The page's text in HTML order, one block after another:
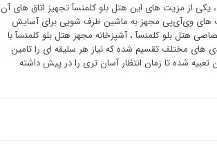
یکی از مزیت های این هتل بلو کلمنسآ تجهیز اتاق های آن
‌های وی‌آی‌پی مجهز به ماشین ظرف شویی برای آسایش
هتل بلو کلمنسآ ، آشپزخانه مجهز هتل بلو کلمنسآ با
های مختلف تقسیم شده که نیاز هر سلیقه ای را تامین
شده تا زمان انتظار آسان تری را در پیش داشته